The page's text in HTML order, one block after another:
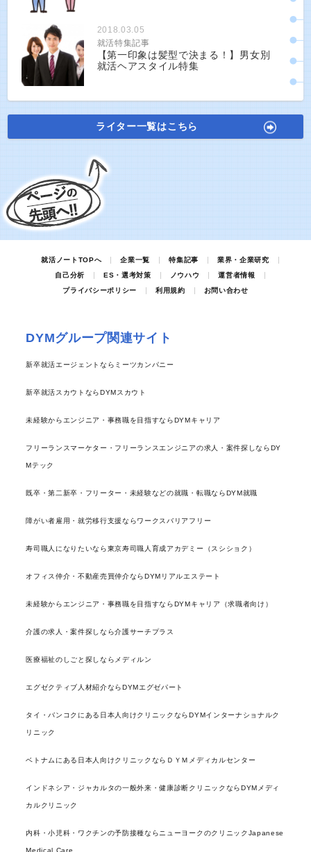
2018.03.05
就活特集記事
【第一印象は髪型で決まる！】男女別
就活ヘアスタイル特集
ライター一覧はこちら
就活ノートTOPへ 企業一覧 特集記事
業界・企業研究
自己分析
ES・選考対策 ノウハウ
運営者情報
プライバシーポリシー
利用規約 お問い合わせ
DYMグループ関連サイト
新卒就活エージェントならミーツカンパニー
新卒就活スカウトならDYMスカウト
未経験からエンジニア・事務職を目指すならDYMキャリア
フリーランスマーケター・フリーランスエンジニアの求人・案件探しならDY
Mテック
既卒・第二新卒・フリーター・未経験などの就職・転職ならDYM就職
障がい者雇用・就労移行支援ならワークスバリアフリー
寿司職人になりたいなら東京寿司職人育成アカデミー（スシショク）
オフィス仲介・不動産売買仲介ならDYMリアルエステート
未経験からエンジニア・事務職を目指すならDYMキャリア（求職者向け）
介護の求人・案件探しなら介護サーチプラス
医療福祉のしごと探しならメディルン
エグゼクティブ人材紹介ならDYMエグゼパート
タイ・バンコクにある日本人向けクリニックならDYMインターナショナルク
リニック
ベトナムにある日本人向けクリニックならＤＹＭメディカルセンター
インドネシア・ジャカルタの一般外来・健康診断クリニックならDYMメディ
カルクリニック
内科・小児科・ワクチンの予防接種ならニューヨークのクリニックJapanese
Medical Care